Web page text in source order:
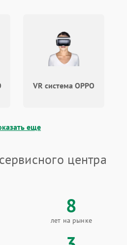
VR система OPPO
еще
центра
8
лет на рынке